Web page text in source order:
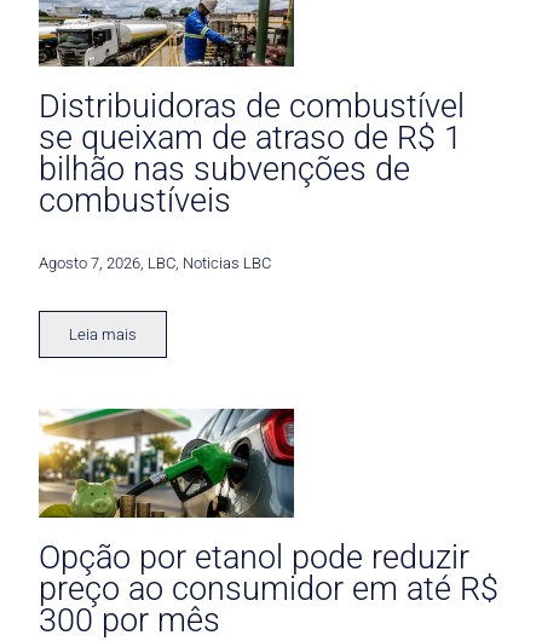
Distribuidoras de combustível
se queixam de atraso de R$ 1
bilhão nas subvenções de
combustíveis
Agosto 7, 2026 LBC Noticias LBC
Leia mais
Opção por etanol pode reduzir
preço ao consumidor em até R$
300 por mês